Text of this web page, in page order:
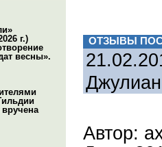
г.)
весны».
ОТЗЫВЫ
Автор: